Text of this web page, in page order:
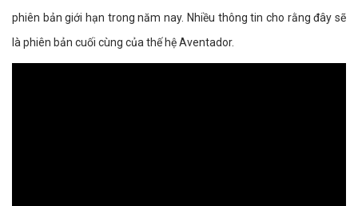
phiên bản giới hạn trong năm nay. Nhiều thông tin cho rằng đây sẽ
là phiên bản cuối cùng của thế hệ Aventador.